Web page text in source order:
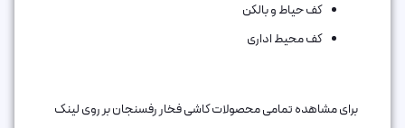
کف حیاط و بالکن
کف محیط اداری
برای مشاهده تمامی محصولات کاشی فخار رفسنجان بر روی لینک